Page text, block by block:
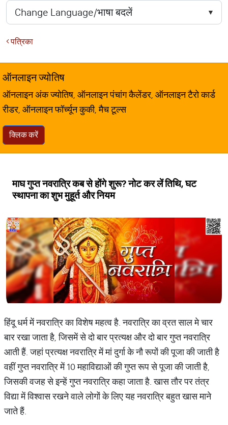
पत्रिका
ऑनलाइन ज्योतिष
ऑनलाइन अंक ज्योतिष, ऑनलाइन पंचांग कैलेंडर, ऑनलाइन टैरो कार्ड
रीडर, ऑनलाइन फॉर्च्यून कुकी, मैच टूल्स
क्लिक करें
माघ गुप्त नवरात्रि कब से होंगे शुरू? नोट कर लें तिथि, घट
स्थापना का शुभ मुहूर्त और नियम
हिंदू धर्म में नवरात्रि का विशेष महत्व है. नवरात्रि का व्रत साल मे चार
बार रखा जाता है, जिसमें से दो बार प्रत्यक्ष और दो बार गुप्त नवरात्रि
आती हैं. जहां प्रत्यक्ष नवरात्रि में मां दुर्गा के नौ रूपों की पूजा की जाती है
वहीं गुप्त नवरात्रि में 10 महाविद्याओं की गुप्त रूप से पूजा की जाती है,
जिसकी वजह से इन्हें गुप्त नवरात्रि कहा जाता है. खास तौर पर तंत्र
विद्या में विश्वास रखने वाले लोगों के लिए यह नवरात्रि बहुत खास माने
जाते हैं.